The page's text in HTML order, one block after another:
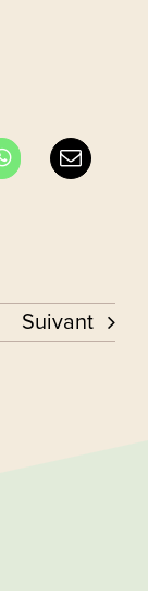
Suivant